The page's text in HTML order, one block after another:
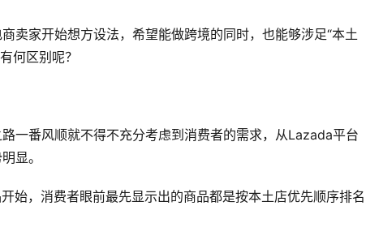
卖家开始想方设法，希望能做跨境的同时，也能够涉足“本土
何区别呢？
一番风顺就不得不充分考虑到消费者的需求，从Lazada平台
显。
始，消费者眼前最先显示出的商品都是按本土店优先顺序排名